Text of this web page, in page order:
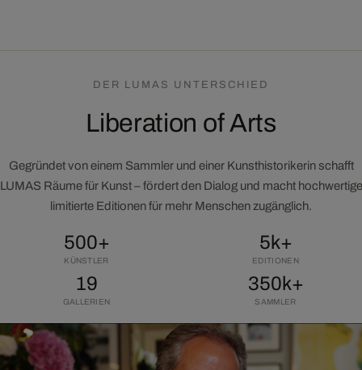
DER LUMAS UNTERSCHIED
Liberation of Arts
Gegründet von einem Sammler und einer Kunsthistorikerin schafft
LUMAS Räume für Kunst – fördert den Dialog und macht hochwertige
limitierte Editionen für mehr Menschen zugänglich.
500+
KÜNSTLER
5k+
EDITIONEN
19
GALLERIEN
350k+
SAMMLER